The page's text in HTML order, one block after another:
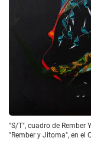
"S/T", cuadro de Rember
"Rember y Jitoma", en el